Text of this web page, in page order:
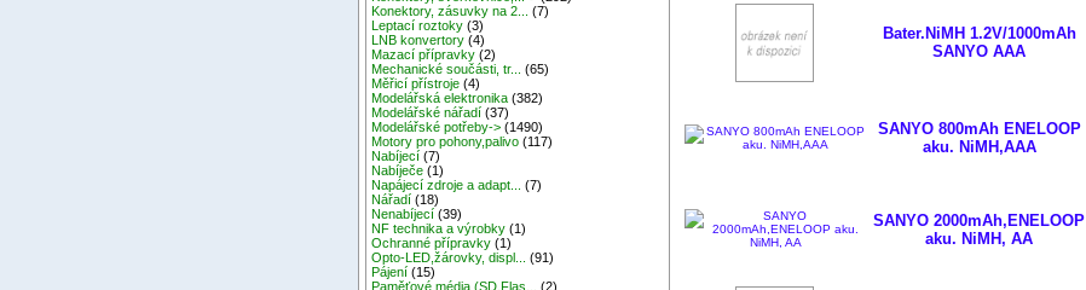
Konektory, zásuvky na 2...
(7)
Leptací roztoky (3)
LNB konvertory (4)
Mazací přípravky (2)
Mechanické součásti, tr...
(65)
Měřicí přístroje (4)
Modelářská elektronika (382)
Modelářské nářadí (37)
Modelářské potřeby-> (1490)
Motory pro pohony,palivo (117)
Nabíjecí (7)
Nabíječe (1)
Napájecí zdroje a adapt...
(7)
Nářadí (18)
Nenabíjecí (39)
NF technika a výrobky (1)
Ochranné přípravky (1)
Opto-LED,žárovky, displ...
(91)
Pájení (15)
Paměťové média (SD,Flas...
(2)
Bater.NiMH 1.2V/1000mAh
SANYO AAA
SANYO 800mAh ENELOOP
aku. NiMH,AAA
SANYO 2000mAh,ENELOOP
aku. NiMH, AA